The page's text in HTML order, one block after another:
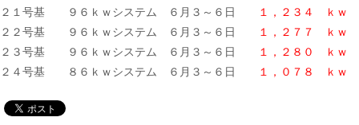
２１号基 ９６ｋｗシステム ６月３～６日
１，２３４ ｋｗ
２２号基 ９６ｋｗシステム ６月３～６日
１，２７７ ｋｗ
２３号基 ９６ｋｗシステム ６月３～６日
１，２８０ ｋｗ
２４号基 ８６ｋｗシステム ６月３～６日
１，０７８ ｋｗ